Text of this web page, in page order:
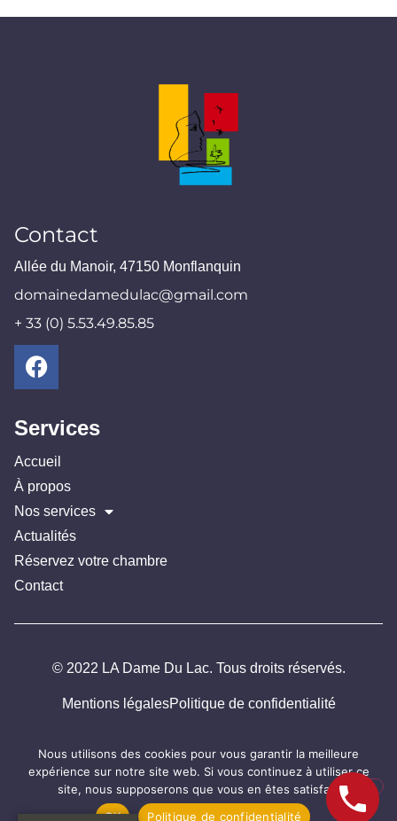
Contact
Allée du Manoir, 47150 Monflanquin
domainedamedulac@gmail.com
+ 33 (0) 5.53.49.85.85
Services
Accueil
À propos
Nos services
Actualités
Réservez votre chambre
Contact
© 2022 LA Dame Du Lac. Tous droits réservés.
Mentions légalesPolitique de confidentialité
Nous utilisons des cookies pour vous garantir la meilleure
expérience sur notre site web. Si vous continuez à utiliser ce
site, nous supposerons que vous en êtes satisfait.
OK
Politique de confidentialité